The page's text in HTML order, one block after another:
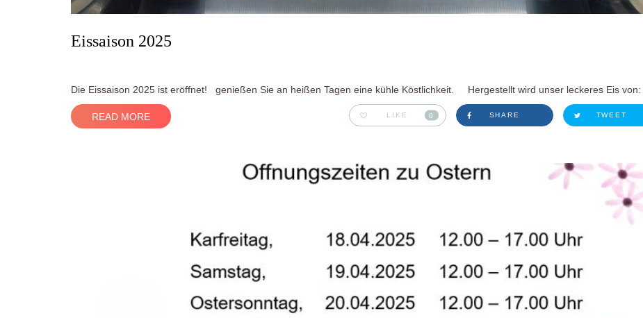
Eissaison 2025
Die Eissaison 2025 ist eröffnet! genießen Sie an heißen Tagen eine kühle Köstlichkeit. Hergestellt wird unser leckeres Eis von:
READ MORE LIKE 0 SHARE TWEET